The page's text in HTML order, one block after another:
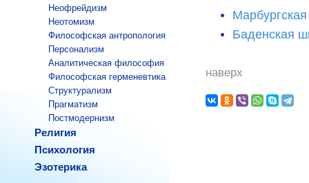
Неофрейдизм
Неотомизм
Философская антропология
Персонализм
Аналитическая философия
Философская герменевтика
Структурализм
Прагматизм
Постмодернизм
Религия
Психология
Эзотерика
Баденская
наверх